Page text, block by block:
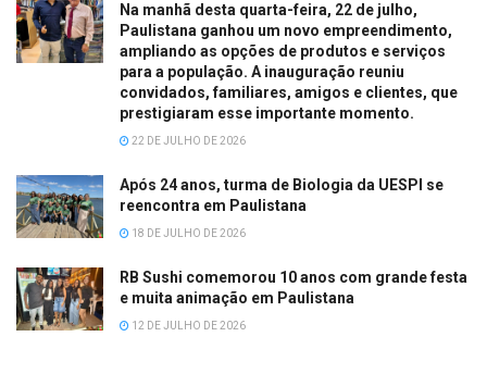
Na manhã desta quarta-feira, 22 de julho,
Paulistana ganhou um novo empreendimento,
ampliando as opções de produtos e serviços
para a população. A inauguração reuniu
convidados, familiares, amigos e clientes, que
prestigiaram esse importante momento.
22 DE JULHO DE 2026
Após 24 anos, turma de Biologia da UESPI se
reencontra em Paulistana
18 DE JULHO DE 2026
RB Sushi comemorou 10 anos com grande festa
e muita animação em Paulistana
12 DE JULHO DE 2026